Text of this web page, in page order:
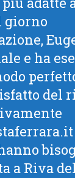
giorno
e ha
del
a Riva del